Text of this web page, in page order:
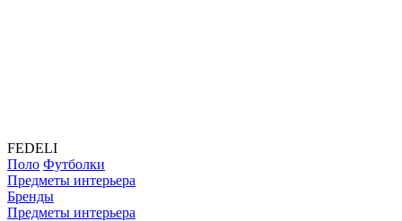
FEDELI
Поло Футболки
Предметы интерьера
Бренды
Предметы интерьера